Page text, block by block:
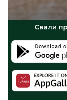
Свали